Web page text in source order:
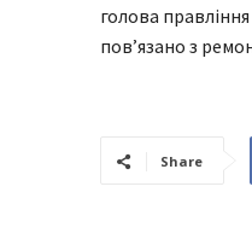
голова
пов’язано з
Share